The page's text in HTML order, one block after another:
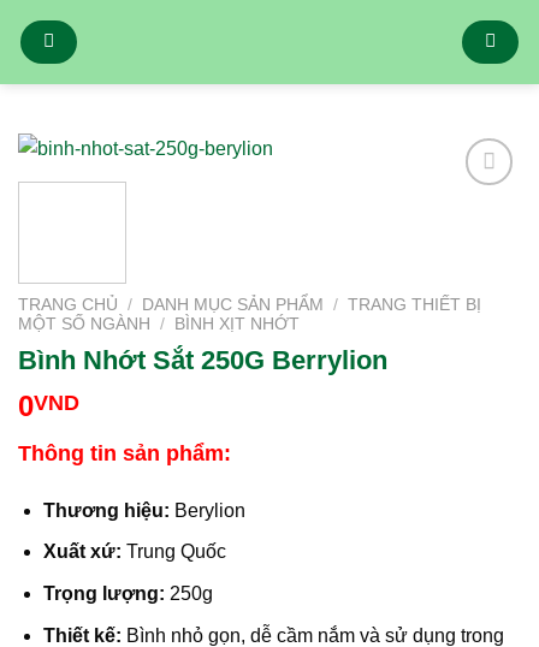
qua
TRANG CHỦ / DANH MỤC SẢN PHẨM / TRANG THIẾT BỊ
MỘT SỐ NGÀNH
/ BÌNH XỊT NHỚT
Bình Nhớt Sắt 250G Berrylion
0VND
Thông tin sản phẩm:
Thương hiệu: Berylion
Xuất xứ: Trung Quốc
Trọng lượng: 250g
Thiết kế: Bình nhỏ gọn, dễ cầm nắm và sử dụng trong